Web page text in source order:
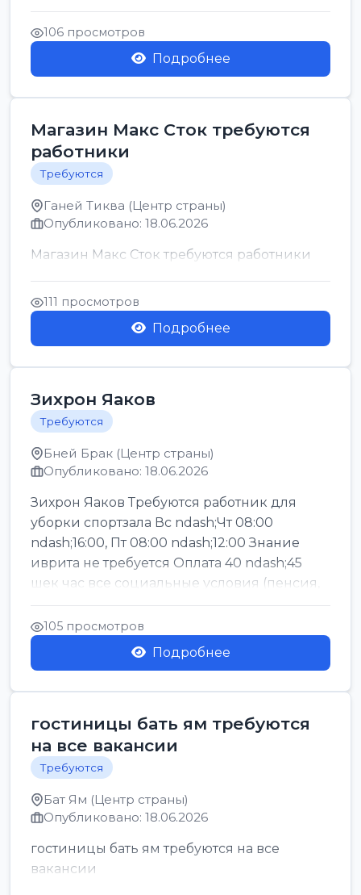
позицию возможна дом...
106 просмотров
Подробнее
Магазин Макс Сток требуются
работники
Требуются
Ганей Тиква (Центр страны)
Опубликовано: 18.06.2026
Магазин Макс Сток требуются работники
111 просмотров
Подробнее
Зихрон Яаков
Требуются
Бней Брак (Центр страны)
Опубликовано: 18.06.2026
Зихрон Яаков Требуются работник для
уборки спортзала Вс ndash;Чт 08:00
ndash;16:00, Пт 08:00 ndash;12:00 Знание
иврита не требуется Оплата 40 ndash;45
шек час все социальные условия (пенсия,
керен ишт...
105 просмотров
Подробнее
гостиницы бать ям требуются
на все вакансии
Требуются
Бат Ям (Центр страны)
Опубликовано: 18.06.2026
гостиницы бать ям требуются на все
вакансии